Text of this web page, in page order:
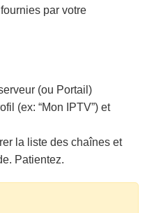
par votre
(ou Portail)
(ex: “Mon IPTV”) et
la liste des chaînes et
Patientez.